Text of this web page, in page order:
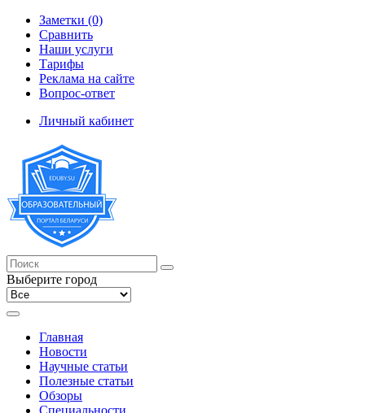
Заметки (0)
Сравнить
Наши услуги
Тарифы
Реклама на сайте
Вопрос-ответ
Личный кабинет
Выберите город
Главная
Новости
Научные статьи
Полезные статьи
Обзоры
Специальности